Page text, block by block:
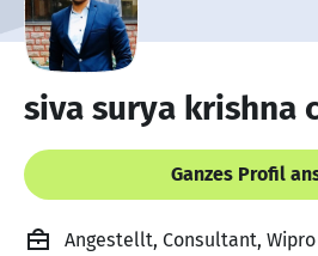
siva surya krishna
Ganzes Profil
Angestellt, Consultant,